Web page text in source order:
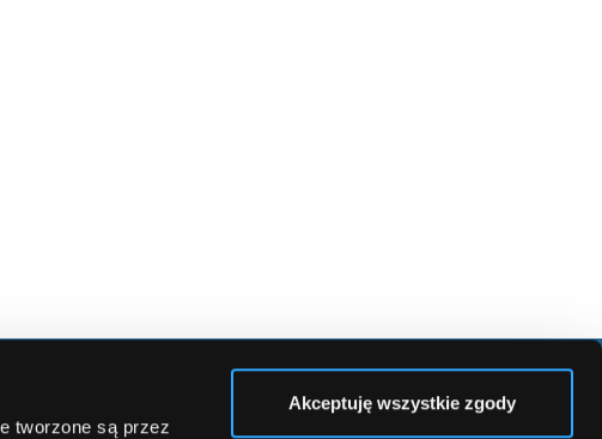
tworzone są przez
Akceptuję wszystkie zgody
KONTAKT